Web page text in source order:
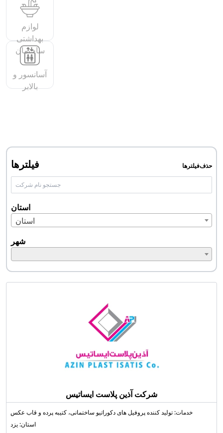
لوازم
بهداشتی
ساختمان
آسانسور و
بالابر
فیلترها حذف‌فیلترها
استان
استان
شهر
شرکت آذین پلاست ایساتیس
خدمات: تولید کننده پروفیل های دکوراتیو ساختمانی، کتیبه پرده و قاب عکس
استان: یزد